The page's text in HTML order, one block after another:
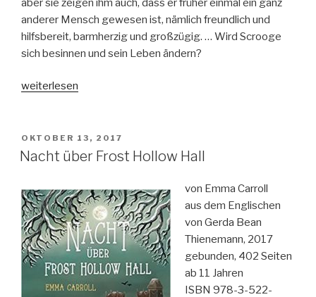
aber sie zeigen ihm auch, dass er früher einmal ein ganz
anderer Mensch gewesen ist, nämlich freundlich und
hilfsbereit, barmherzig und großzügig. … Wird Scrooge
sich besinnen und sein Leben ändern?
„Eine
weiterlesen
VERÖFFENTLICHT
AM
OKTOBER 13, 2017
Nacht über Frost Hollow Hall
von Emma Carroll
aus dem Englischen
von Gerda Bean
Thienemann, 2017
gebunden, 402 Seiten
ab 11 Jahren
ISBN 978-3-522-